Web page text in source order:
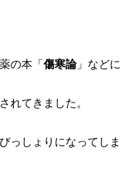
の本「傷寒論」などに
れてきました。
っしょりになってしま